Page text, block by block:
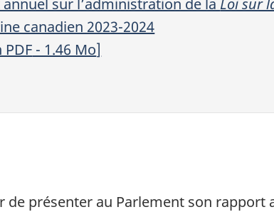
annuel sur l’administration de la Loi sur
canadien 2023-2024
PDF - 1.46 Mo]
de présenter au Parlement son rapport